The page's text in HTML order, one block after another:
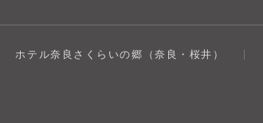
ホテル奈良さくらいの郷（奈良・桜井）